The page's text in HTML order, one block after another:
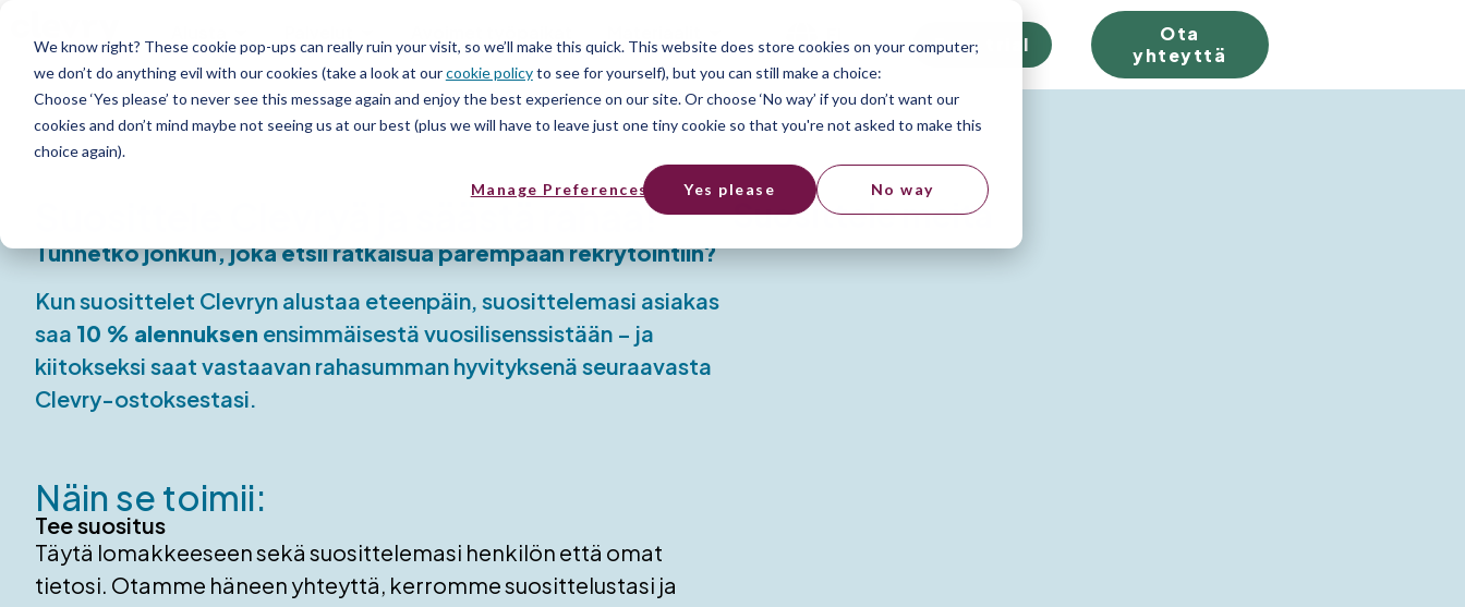
We know right? These cookie pop-ups can really ruin your visit, so we’ll make this quick. This website does store cookies on your computer;
we don’t do anything evil with our cookies (take a look at ourcookie policyto see for yourself), but you can still make a choice:
Choose ‘Yes please’ to never see this message again and enjoy the best experience on our site. Or choose ‘No way’ if you don’t want our
cookies and don’t mind maybe not seeing us at our best (plus we will have to leave just one tiny cookie so that you're not asked to make this
choice again).
Manage Preferences Yes please No way
Free trial
Ota
yhteyttä
Suosittele Clevryä ja säästä rahaa!
Tunnetko jonkun, joka etsii ratkaisua parempaan rekrytointiin?
Kun suosittelet Clevryn alustaa eteenpäin, suosittelemasi asiakas
saa 10 % alennuksen ensimmäisestä vuosilisenssistään – ja
kiitokseksi saat vastaavan rahasumman hyvityksenä seuraavasta
Clevry-ostoksestasi.
Näin se toimii:
Tee suositus
Täytä lomakkeeseen sekä suosittelemasi henkilön että omat
tietosi. Otamme häneen yhteyttä, kerromme suosittelustasi ja
Suosittele meitä